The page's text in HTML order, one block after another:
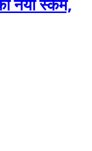
नया स्कैम,